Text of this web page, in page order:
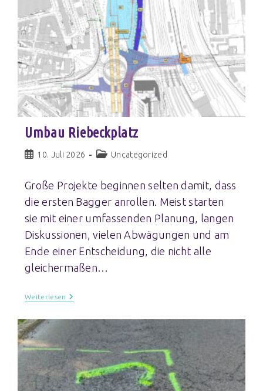
Umbau Riebeckplatz
10. Juli 2026 Uncategorized
Große Projekte beginnen selten damit, dass
die ersten Bagger anrollen. Meist starten
sie mit einer umfassenden Planung, langen
Diskussionen, vielen Abwägungen und am
Ende einer Entscheidung, die nicht alle
gleichermaßen…
Weiterlesen